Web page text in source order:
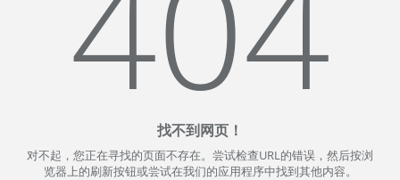
找不到网页！
对不起，您正在寻找的页面不存在。尝试检查URL的错误，然后按浏
览器上的刷新按钮或尝试在我们的应用程序中找到其他内容。